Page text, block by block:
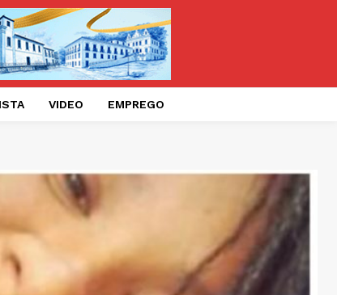
VIDEO EMPREGO